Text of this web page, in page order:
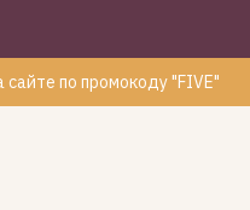
по промокоду "FIVE"